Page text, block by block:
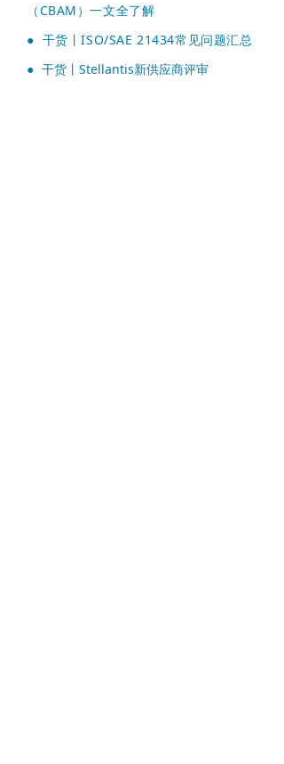
（CBAM）一文全了解
● 干货丨ISO/SAE 21434常见问题汇总
● 干货丨Stellantis新供应商评审